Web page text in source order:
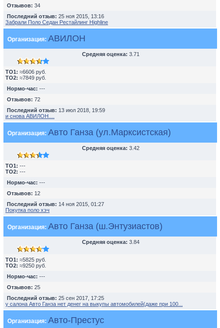
Отзывов: 34
Последний отзыв: 25 ноя 2015, 13:16
Забрали Поло Седан Рестайлинг Highline
Организация: АВИЛОН
Средняя оценка: 3.71
TO1: ≈6606 руб.
TO2: ≈7849 руб.
Нормо-час: ---
Отзывов: 72
Последний отзыв: 13 июл 2018, 19:59
и снова АВИЛОН....
Организация: Авто Ганза (ул.Марксистская)
Средняя оценка: 3.42
TO1: ---
TO2: ---
Нормо-час: ---
Отзывов: 12
Последний отзыв: 14 ноя 2015, 01:27
Покупка поло хэч
Организация: Авто Ганза (ш.Энтузиастов)
Средняя оценка: 3.84
TO1: ≈5825 руб.
TO2: ≈9250 руб.
Нормо-час: ---
Отзывов: 25
Последний отзыв: 25 сен 2017, 17:25
у салона Авто Ганза нет денег на выкупы автомобилей(даже при 100...
Организация: Авто-Престус